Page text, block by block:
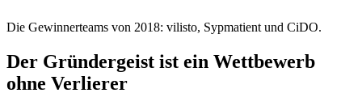
Die Gewinnerteams von 2018: vilisto, Sypmatient und CiDO.
Der Gründergeist ist ein Wettbewerb
ohne Verlierer